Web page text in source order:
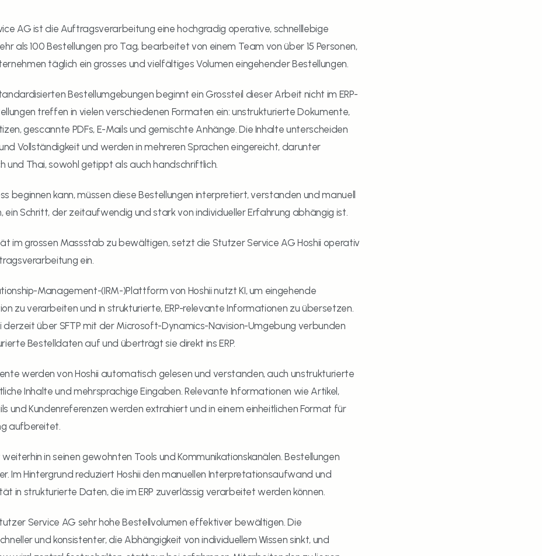
AG ist die Auftragsverarbeitung eine hochgradig operative, schnelllebige
als 100 Bestellungen pro Tag, bearbeitet von einem Team von über 15 Personen,
täglich ein grosses und vielfältiges Volumen eingehender Bestellungen.
Bestellumgebungen beginnt ein Grossteil dieser Arbeit nicht im ERP-
treffen in vielen verschiedenen Formaten ein: unstrukturierte Dokumente,
gescannte PDFs, E-Mails und gemischte Anhänge. Die Inhalte unterscheiden
Vollständigkeit und werden in mehreren Sprachen eingereicht, darunter
und Thai, sowohl getippt als auch handschriftlich.
beginnen kann, müssen diese Bestellungen interpretiert, verstanden und manuell
Schritt, der zeitaufwendig und stark von individueller Erfahrung abhängig ist.
im grossen Massstab zu bewältigen, setzt die Stutzer Service AG Hoshii operativ
ein.
Management-(IRM-)Plattform von Hoshii nutzt KI, um eingehende
zu verarbeiten und in strukturierte, ERP-relevante Informationen zu übersetzen.
derzeit über SFTP mit der Microsoft-Dynamics-Navision-Umgebung verbunden
Bestelldaten auf und überträgt sie direkt ins ERP.
werden von Hoshii automatisch gelesen und verstanden, auch unstrukturierte
Inhalte und mehrsprachige Eingaben. Relevante Informationen wie Artikel,
und Kundenreferenzen werden extrahiert und in einem einheitlichen Format für
aufbereitet.
in seinen gewohnten Tools und Kommunikationskanälen. Bestellungen
Im Hintergrund reduziert Hoshii den manuellen Interpretationsaufwand und
in strukturierte Daten, die im ERP zuverlässig verarbeitet werden können.
Service AG sehr hohe Bestellvolumen effektiver bewältigen. Die
und konsistenter, die Abhängigkeit von individuellem Wissen sinkt, und